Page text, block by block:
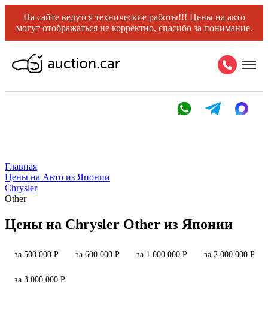
На сайте ведутся технические работы!!! Цены на авто
могут отображаться не корректно, спасибо за понимание.
Главная
Цены на Авто из Японии
Chrysler
Other
Цены на Chrysler Other из Японии
за 500 000 Р за 600 000 Р за 1 000 000 Р за 2 000 000 Р
за 3 000 000 Р